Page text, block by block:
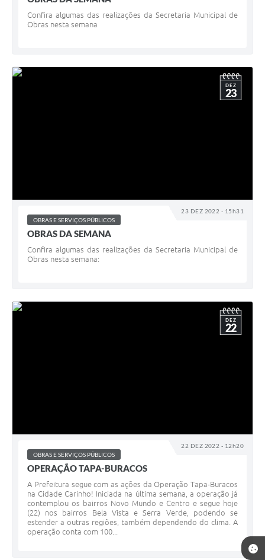
Confira algumas das realizações da Secretaria Municipal de
Obras nesta semana
23 DEZ 2022 - 15h31
DEZ
23
OBRAS E SERVIÇOS PÚBLICOS
OBRAS DA SEMANA
Confira algumas das realizações da Secretaria Municipal de
Obras nesta semana:
22 DEZ 2022 - 12h20
DEZ
22
OBRAS E SERVIÇOS PÚBLICOS
OPERAÇÃO TAPA-BURACOS
A Prefeitura segue com as ações da Operação Tapa-Buracos
na Cidade Carinho! Iniciada na última semana, a operação já
contemplou os bairros Novo Mundo e Centro e segue hoje
(22) nos bairros Bela Vista e Serra Verde, podendo se
estender a outras regiões, também dependendo do clima. A
operação conta com 100...